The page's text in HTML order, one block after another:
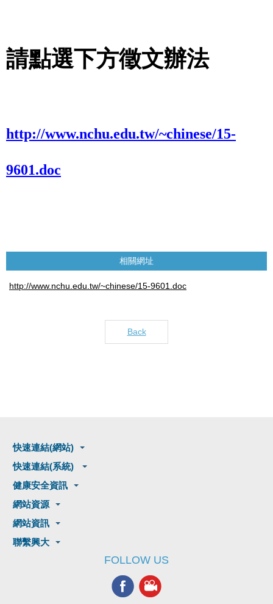
請點選下方徵文辦法
http://www.nchu.edu.tw/~chinese/15-
9601.doc
相關網址
http://www.nchu.edu.tw/~chinese/15-9601.doc
Back
快速連結(網站)
快速連結(系統)
健康安全資訊
網站資源
網站資訊
聯繫興大
FOLLOW US